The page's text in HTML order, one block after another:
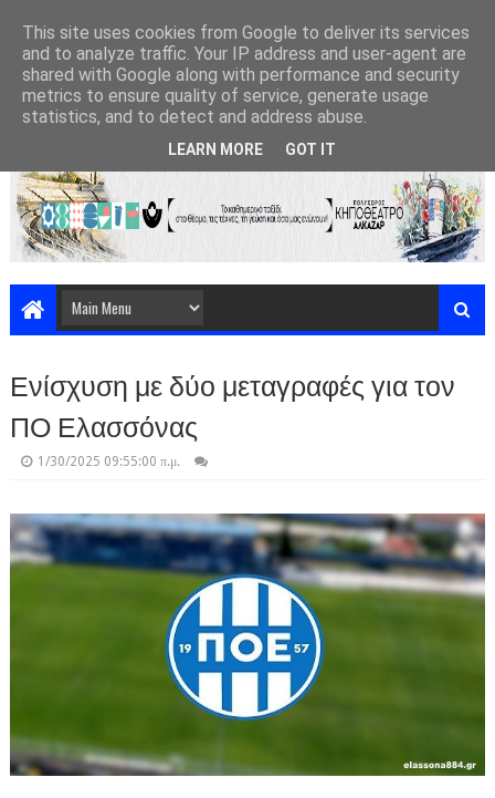
Ενίσχυση με δύο μεταγραφές για τον
ΠΟ Ελασσόνας
1/30/2025 09:55:00 π.μ.
This site uses cookies from Google to deliver its services
and to analyze traffic. Your IP address and user-agent are
shared with Google along with performance and security
metrics to ensure quality of service, generate usage
statistics, and to detect and address abuse.
LEARN MORE GOT IT